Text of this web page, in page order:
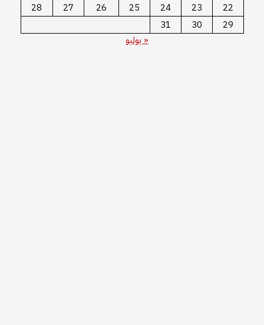
22
23
24
25
26
27
28
29
30
31
« يوليو